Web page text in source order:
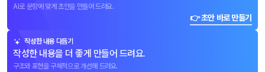
AI로 문항에 맞게 초안을 만들어 드려요.
👉 초안 바로 만들기
작성한 내용 다듬기
작성한 내용을 더 좋게 만들어 드려요.
구조와 표현을 구체적으로 개선해 드려요.